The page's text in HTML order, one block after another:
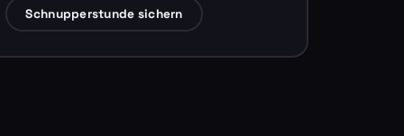
Schnupperstunde sichern